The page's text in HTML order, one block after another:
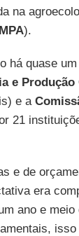
na
).
há quase um
e Produção
e a
21
e de
era
ano e meio
isso